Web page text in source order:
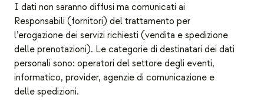
I dati non saranno diffusi ma comunicati ai
Responsabili (fornitori) del trattamento per
l’erogazione dei servizi richiesti (vendita e spedizione
delle prenotazioni). Le categorie di destinatari dei dati
personali sono: operatori del settore degli eventi,
informatico, provider, agenzie di comunicazione e
delle spedizioni.